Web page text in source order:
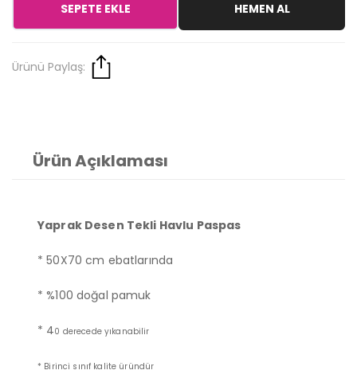
SEPETE EKLE HEMEN AL
Ürünü Paylaş:
Ürün Açıklaması
Yaprak Desen Tekli Havlu Paspas
* 50X70 cm ebatlarında
* %100 doğal pamuk
* 40 derecede yıkanabilir
* Birinci sınıf kalite üründür